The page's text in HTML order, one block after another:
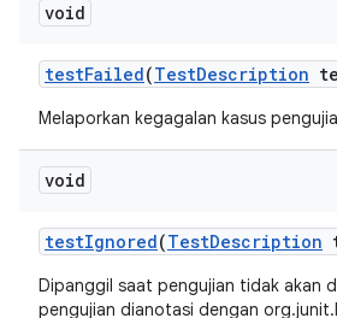
void
testFailed(TestDescription
Melaporkan kegagalan kasus
void
testIgnored(TestDescription
Dipanggil saat pengujian tidak akan
pengujian dianotasi dengan